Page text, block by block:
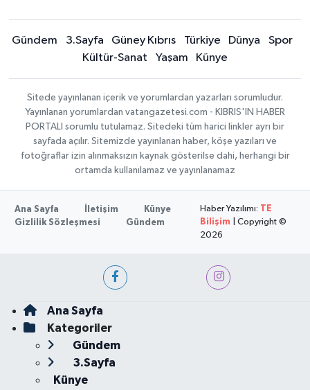
Gündem 3.Sayfa Güney Kıbrıs Türkiye Dünya
Spor
Kültür-Sanat
Yaşam Künye
Sitede yayınlanan içerik ve yorumlardan yazarları sorumludur.
Yayınlanan yorumlardan vatangazetesi.com - KIBRIS'IN HABER
PORTALI sorumlu tutulamaz. Sitedeki tüm harici linkler ayrı bir
sayfada açılır. Sitemizde yayınlanan haber, köşe yazıları ve
fotoğraflar izin alınmaksızın kaynak gösterilse dahi, herhangi bir
ortamda kullanılamaz ve yayınlanamaz
Ana Sayfa İletişim
Künye
Gizlilik Sözleşmesi
Gündem
Haber Yazılımı: TE
Bilişim | Copyright ©
2026
Ana Sayfa
Kategoriler
Gündem
3.Sayfa
Künye